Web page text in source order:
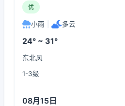
优
小雨 多云
24° ~ 31°
东北风
1-3级
08月15日